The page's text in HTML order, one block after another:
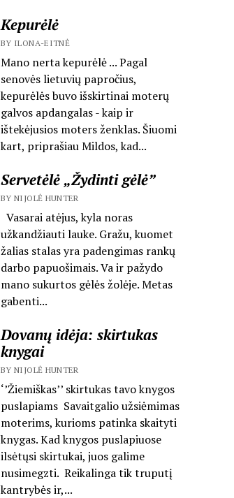
Kepurėlė
BY ILONA-EITNĖ
Mano nerta kepurėlė ... Pagal
senovės lietuvių papročius,
kepurėlės buvo išskirtinai moterų
galvos apdangalas - kaip ir
ištekėjusios moters ženklas. Šiuomi
kart, priprašiau Mildos, kad...
Servetėlė „Žydinti gėlė”
BY NIJOLĖ HUNTER
Vasarai atėjus, kyla noras
užkandžiauti lauke. Gražu, kuomet
žalias stalas yra padengimas rankų
darbo papuošimais. Va ir pažydo
mano sukurtos gėlės žolėje. Metas
gabenti...
Dovanų idėja: skirtukas
knygai
BY NIJOLĖ HUNTER
‘’Žiemiškas’’ skirtukas tavo knygos
puslapiams Savaitgalio užsiėmimas
moterims, kurioms patinka skaityti
knygas. Kad knygos puslapiuose
ilsėtųsi skirtukai, juos galime
nusimegzti. Reikalinga tik truputį
kantrybės ir,...